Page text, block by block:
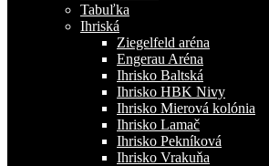
Tabuľka
Ihriská
Ziegelfeld aréna
Engerau Aréna
Ihrisko Baltská
Ihrisko HBK Nivy
Ihrisko Mierová kolónia
Ihrisko Lamač
Ihrisko Pekníková
Ihrisko Vrakuňa